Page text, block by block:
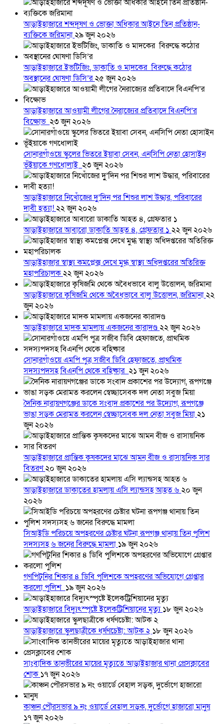
আড়াইহাজারে শব্দদূষণ ও ভোক্তা অধিকার আইনে তিন প্রতিষ্ঠান-
ব্যক্তিকে জরিমানা২৯ জুন ২০২৬
আড়াইহাজারে ইভটিজিং, ডাকাতি ও মাদকের বিরুদ্ধে কঠোর
অবস্থানের ঘোষণা ডিসি’র২৫ জুন ২০২৬
আড়াইহাজারে আওয়ামী লীগের নৈরাজ্যের প্রতিবাদে বিএনপি’র
বিক্ষোভ ২৩ জুন ২০২৬
সোনারগাঁওয়ে স্কুলের ভিতরে ইয়াবা সেবন, এনসিপি নেতা হোসাইন
ভূঁইয়াকে গণধোলাই ২৩ জুন ২০২৬
আড়াইহাজারে নিখোঁজের দুু’দিন পর শিশুর লাশ উদ্ধার, পরিবারের
দাবী হত্যা!২২ জুন ২০২৬
আড়াইহাজারে আবারো ডাকাতি আহত ৪, গ্রেফতার ১ ২২ জুন ২০২৬
আড়াইহাজার স্বাস্থ্য কমপ্লেক্স দেখে মুগ্ধ স্বাস্থ্য অধিদপ্তরের অতিরিক্ত
মহাপরিচালক২২ জুন ২০২৬
আড়াইহাজারে কৃষিজমি থেকে অবৈধভাবে বালু উত্তোলন, জরিমানা২২
জুন ২০২৬
আড়াইহাজারে মাদক মামলায় একজনের কারাদণ্ড২২ জুন ২০২৬
সোনারগাঁওয়ে এমপি পুত্র সজীব ডিবি হেফাজতে, প্রাথমিক
সদস্যপদসহ বিএনপি থেকে বহিষ্কার ২১ জুন ২০২৬
দৈনিক নারায়ণগঞ্জের ডাকে সংবাদ প্রকাশের পর উদ্যোগ, রূপগঞ্জে
ভাঙা সড়ক মেরামত করলেন স্বেচ্ছাসেবক দল নেতা সবুজ মিয়া২১
জুন ২০২৬
আড়াইহাজারে প্রান্তিক কৃষকদের মাঝে আমন বীজ ও রাসায়নিক সার
বিতরণ২০ জুন ২০২৬
আড়াইহাজারে ডাকাতের হামলায় এসি ল্যান্ডসহ আহত ৬২০ জুন
২০২৬
সিআইডি পরিচয়ে অপহরণের চেষ্টার ঘটনা রূপগঞ্জ থানায় তিন পুলিশ
সদস্যসহ ৬ জনের বিরুদ্ধে মামলা ১৯ জুন ২০২৬
গণপিটুনির শিকার ৪ ডিবি পুলিশকে অপহরণের অভিযোগে গ্রেপ্তার
করলো পুলিশ ১৯ জুন ২০২৬
আড়াইহাজারে বিদ্যুৎস্পৃষ্টে ইলেকট্রিশিয়ানের মৃত্যু১৮ জুন ২০২৬
আড়াইহাজারে স্কুলছাত্রীকে ধর্ষণচেষ্টা: আটক ২ ১৮ জুন ২০২৬
সাংবাদিক তানভীরের মায়ের মৃত্যুতে আড়াইহাজার থানা প্রেসক্লাবের
শোক ১৭ জুন ২০২৬
কাঞ্চন পৌরসভার ৯ নং ওয়ার্ডে বেহাল সড়ক, দুর্ভোগে হাজারো মানুষ
১৭ জুন ২০২৬